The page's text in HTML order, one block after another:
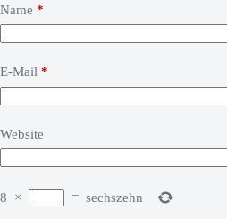
Name *
E-Mail *
Website
8 × = sechszehn